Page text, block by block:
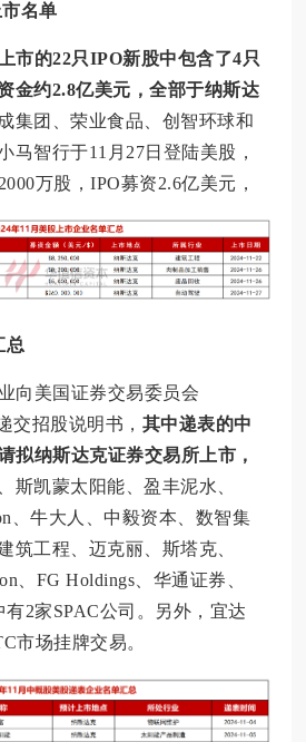
名单
市的22只IPO新股中包含了4只
金约2.8亿美元，全部于纳斯达
集团、荣业食品、创智环球和
马智行于11月27日登陆美股，
万股，IPO募资2.6亿美元，
总
向美国证券交易委员会
交招股说明书， 其中递表的中
拟纳斯达克证券交易所上市，
斯凯蒙太阳能、盈丰泥水、
、牛大人、中毅资本、数智集
筑工程、迈克丽、斯塔克、
、FG Holdings、华通证券、
2家SPAC公司。另外，宜达
市场挂牌交易。